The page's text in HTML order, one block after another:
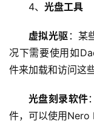
拟
主
技
4、 光盘工具
虚拟光驱 ：某
况下需要使用如
件来加载和访问这
光盘刻录软件
件，可以使用Nero